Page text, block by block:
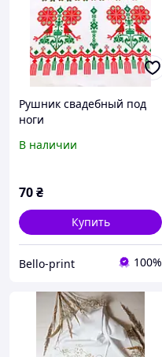
Рушник свадебный под
ноги
В наличии
70₴
Купить
Bello-print 100%